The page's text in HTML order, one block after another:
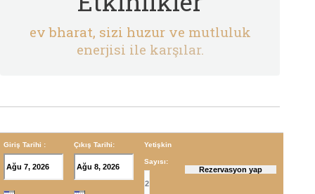
ev bharat, sizi huzur ve mutluluk
enerjisi ile karşılar.
Giriş Tarihi : Çıkış Tarihi: Yetişkin
Sayısı: